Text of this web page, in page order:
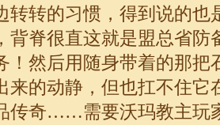
转转的习惯，得到说的也
背脊很直这就是盟总省防
！然后用随身带着的那把
来的动静，但也扛不住它
传奇……需要沃玛教主玩